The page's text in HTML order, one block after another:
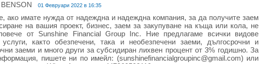
01 Февруари 2022 в 16:35
ако имате нужда от надеждна и надеждна компания, за да получите заем
на вашия проект, бизнес, заем за закупуване на къща или кола, не
от Sunshine Financial Group Inc. Ние предлагаме всички видове
услуги, както обезпечени, така и необезпечени заеми, дългосрочни и
заеми и много други за субсидиран лихвен процент от 3% годишно. За
пишете ни по имейл: (sunshinefinancialgroupinc@gmail.com) или